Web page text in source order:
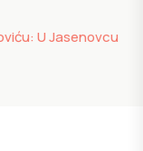
U Jasenovcu